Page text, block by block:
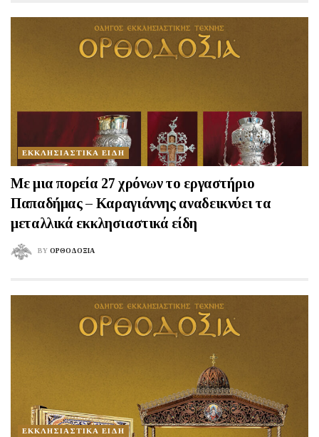
ΕΚΚΛΗΣΙΑΣΤΙΚΑ ΕΙΔΗ
Mε μια πορεία 27 χρόνων το εργαστήριο
Παπαδήμας – Καραγιάννης αναδεικνύει τα
μεταλλικά εκκλησιαστικά είδη
BY ΟΡΘΟΔΟΞΙΑ
ΕΚΚΛΗΣΙΑΣΤΙΚΑ ΕΙΔΗ